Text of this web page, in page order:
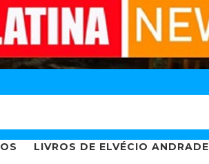
LIVROS DE ELVÉCIO ANDRADE